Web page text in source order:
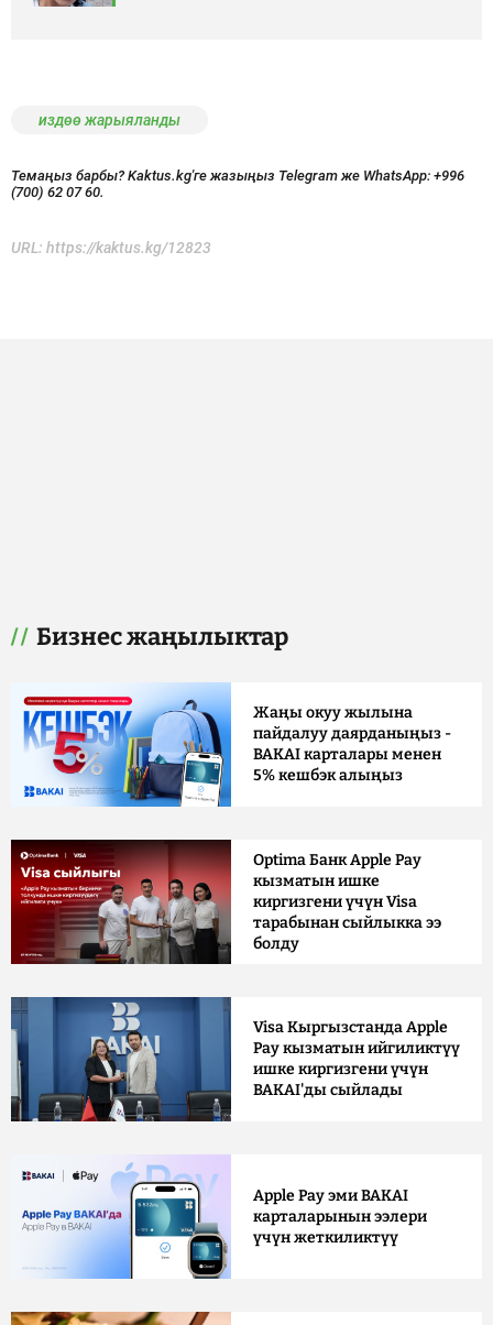
издөө жарыяланды
Темаңыз барбы? Kaktus.kg'ге жазыңыз Telegram же WhatsApp: +996
(700) 62 07 60.
URL: https://kaktus.kg/12823
Бизнес жаңылыктар
Жаңы окуу жылына
пайдалуу даярданыңыз -
BAKAI карталары менен
5% кешбэк алыңыз
Optima Банк Apple Pay
кызматын ишке
киргизгени үчүн Visa
тарабынан сыйлыкка ээ
болду
Visa Кыргызстанда Apple
Pay кызматын ийгиликтүү
ишке киргизгени үчүн
BAKAI'ды сыйлады
Apple Pay эми BAKAI
карталарынын ээлери
үчүн жеткиликтүү